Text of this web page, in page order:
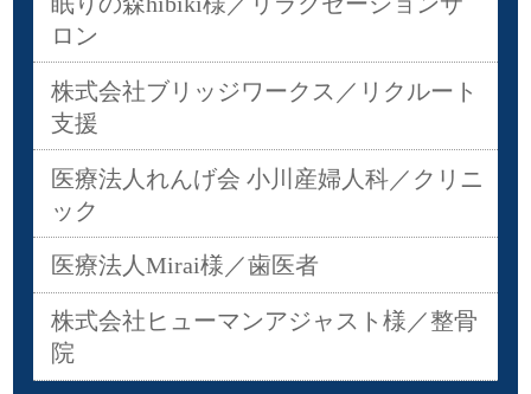
ロン
株式会社ブリッジワークス／リクルート
支援
医療法人れんげ会 小川産婦人科／クリニ
ック
医療法人Mirai様／歯医者
株式会社ヒューマンアジャスト様／整骨
院